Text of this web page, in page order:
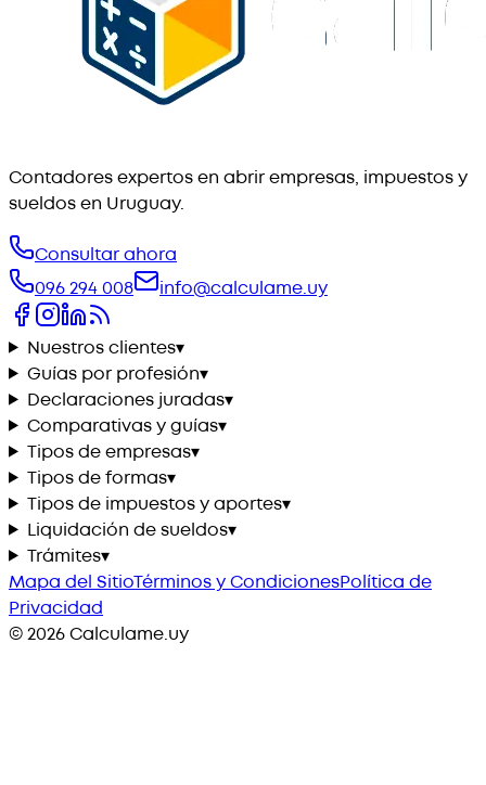
Contadores expertos en abrir empresas, impuestos y
sueldos en Uruguay.
Consultar ahora
096 294 008
info@calculame.uy
Nuestros clientes▾
Guías por profesión▾
Declaraciones juradas▾
Comparativas y guías▾
Tipos de empresas▾
Tipos de formas▾
Tipos de impuestos y aportes▾
Liquidación de sueldos▾
Trámites▾
Mapa del SitioTérminos y CondicionesPolítica de
Privacidad
©2026Calculame.uy